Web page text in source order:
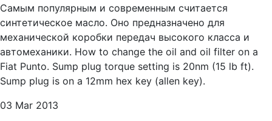
Самым популярным и современным считается
синтетическое масло. Оно предназначено для
механической коробки передач высокого класса и
автомеханики. How to change the oil and oil filter on a
Fiat Punto. Sump plug torque setting is 20nm (15 lb ft).
Sump plug is on a 12mm hex key (allen key).
03 Mar 2013